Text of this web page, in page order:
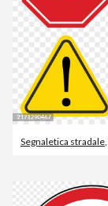
Segnaletica stradale,